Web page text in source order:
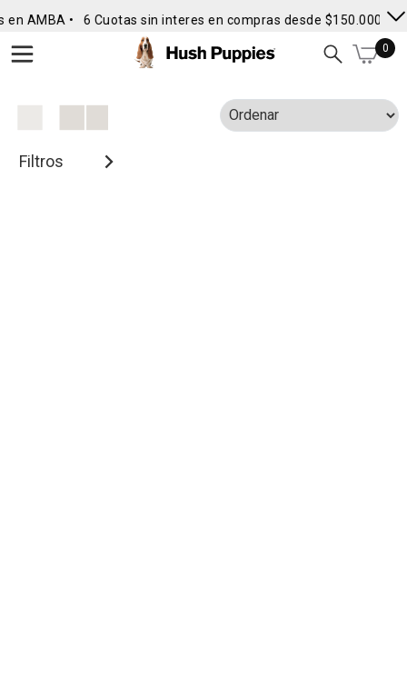
en AMBA • 6 Cuotas sin interes en compras desde $150.000 •
0
Filtros